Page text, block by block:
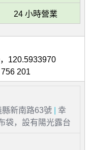
24 小時營業
120.5933970
201
縣新南路63號
幸
袋，設有陽光露台